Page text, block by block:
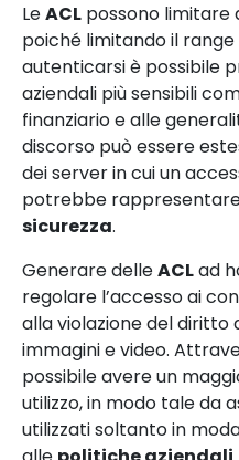
LeACL possono limitare
poiché limitando il
autenticarsi è possibile
aziendali più sensibili
finanziario e alle
discorso può essere
dei server in cui un
potrebbe
sicurezza.
Generare delleACLad
regolare l’accesso ai
alla violazione del
immagini e video.
possibile avere un
utilizzo, in modo tale da
utilizzati soltanto in